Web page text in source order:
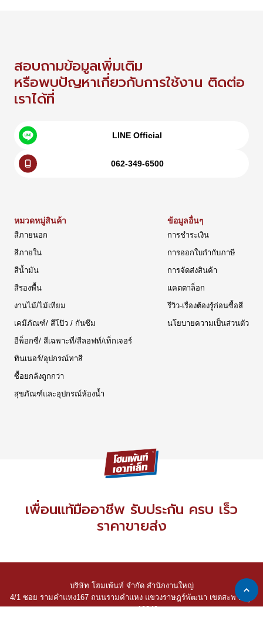
สอบถามข้อมูลเพิ่มเติม
หรือพบปัญหาเกี่ยวกับการใช้งาน ติดต่อ
เราได้ที่
LINE Official
062-349-6500
หมวดหมู่สินค้า
สีภายนอก
สีภายใน
สีน้ำมัน
สีรองพื้น
งานไม้/ไม้เทียม
เคมีภัณฑ์/ สีโป๊ว / กันซึม
อีพ็อกซี่/ สีเฉพาะที่/สีลอฟท์/เท็กเจอร์
ทินเนอร์/อุปกรณ์ทาสี
ซื้อยกลังถูกกว่า
สุขภัณฑ์และอุปกรณ์ห้องน้ำ
ข้อมูลอื่นๆ
การชำระเงิน
การออกใบกำกับภาษี
การจัดส่งสินค้า
แคตตาล็อก
รีวิว-เรื่องต้องรู้ก่อนซื้อสี
นโยบายความเป็นส่วนตัว
เพื่อนแท้มืออาชีพ รับประกัน ครบ เร็ว
ราคาขายส่ง
บริษัท โฮมเพ้นท์ จำกัด สำนักงานใหญ่
4/1 ซอย รามคำแหง167 ถนนรามคำแหง แขวงราษฎร์พัฒนา เขตสะพานสูง
กรุงเทพฯ 10240